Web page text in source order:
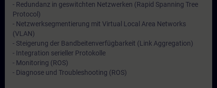
- Redundanz in geswitchten Netzwerken (Rapid Spanning Tree
Protocol)
- Netzwerksegmentierung mit Virtual Local Area Networks
(VLAN)
- Steigerung der Bandbeitenverfügbarkeit (Link Aggregation)
- Integration serieller Protokolle
- Monitoring (ROS)
- Diagnose und Troubleshooting (ROS)